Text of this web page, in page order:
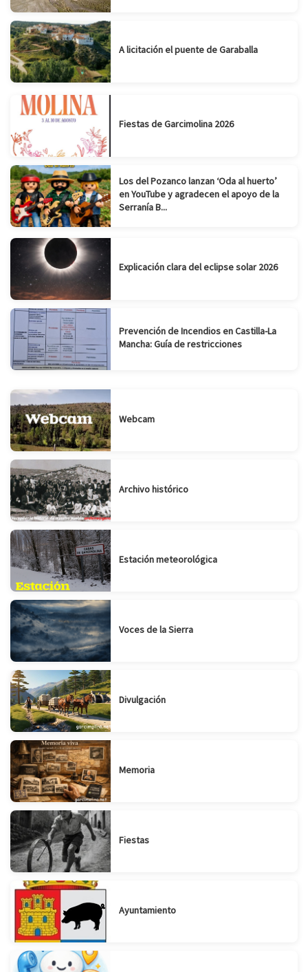
A licitación el puente de Garaballa
Fiestas de Garcimolina 2026
Los del Pozanco lanzan ‘Oda al huerto’
en YouTube y agradecen el apoyo de la
Serranía B...
Explicación clara del eclipse solar 2026
Prevención de Incendios en Castilla-La
Mancha: Guía de restricciones
Webcam
Archivo histórico
Estación meteorológica
Voces de la Sierra
Divulgación
Memoria
Fiestas
Ayuntamiento